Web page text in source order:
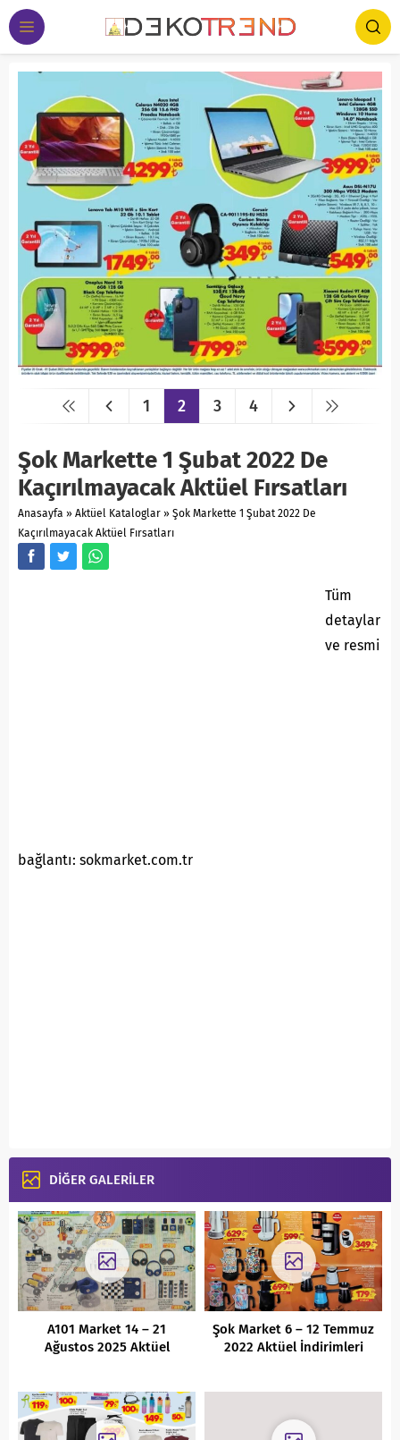
1 2 3 4
Şok Markette 1 Şubat 2022 De
Kaçırılmayacak Aktüel Fırsatları
Anasayfa » Aktüel Kataloglar » Şok Markette 1 Şubat 2022 De
Kaçırılmayacak Aktüel Fırsatları
Tüm
detaylar
ve resmi
bağlantı: sokmarket.com.tr
DİĞER GALERİLER
A101 Market 14 – 21
Ağustos 2025 Aktüel
Şok Market 6 – 12 Temmuz
2022 Aktüel İndirimleri